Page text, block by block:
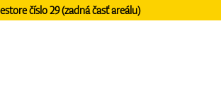
číslo 29 (zadná časť areálu)